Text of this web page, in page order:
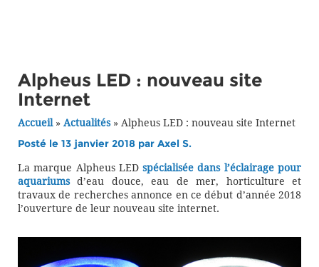
Alpheus LED : nouveau site
Internet
Accueil» Actualités» Alpheus LED : nouveau site Internet
Posté le 13 janvier 2018 par Axel S.
La marque Alpheus LEDspécialisée dans l’éclairage pour
aquariumsd’eau douce, eau de mer, horticulture et
travaux de recherches annonce en ce début d’année 2018
l’ouverture de leur nouveau site internet.